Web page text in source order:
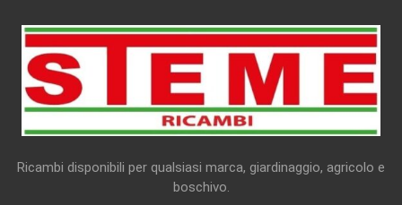
Ricambi disponibili per qualsiasi marca, giardinaggio, agricolo e
boschivo.